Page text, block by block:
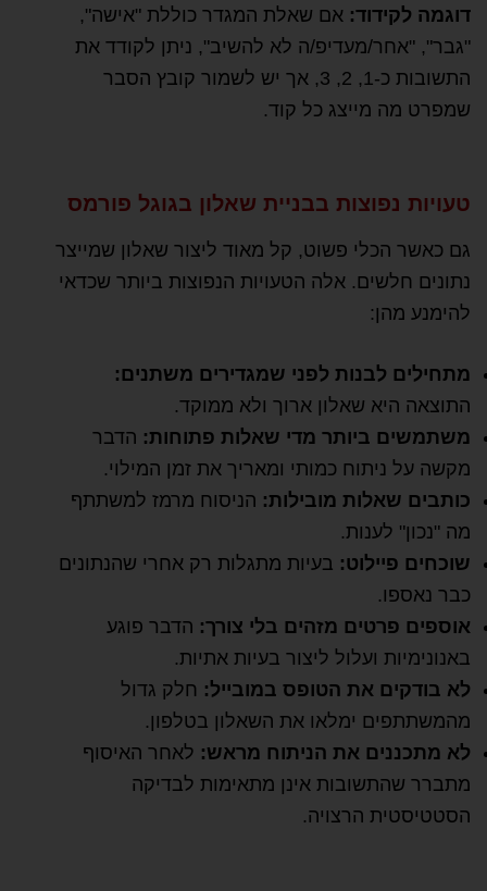
דוגמה לקידוד: אם שאלת המגדר כוללת "אישה",
"גבר", "אחר/מעדיפ/ה לא להשיב", ניתן לקודד את
התשובות כ-1, 2, 3, אך יש לשמור קובץ הסבר
שמפרט מה מייצג כל קוד.
טעויות נפוצות בבניית שאלון בגוגל פורמס
גם כאשר הכלי פשוט, קל מאוד ליצור שאלון שמייצר
נתונים חלשים. אלה הטעויות הנפוצות ביותר שכדאי
להימנע מהן:
מתחילים לבנות לפני שמגדירים משתנים:
התוצאה היא שאלון ארוך ולא ממוקד.
משתמשים ביותר מדי שאלות פתוחות: הדבר
מקשה על ניתוח כמותי ומאריך את זמן המילוי.
כותבים שאלות מובילות: הניסוח מרמז למשתתף
מה "נכון" לענות.
שוכחים פיילוט: בעיות מתגלות רק אחרי שהנתונים
כבר נאספו.
אוספים פרטים מזהים בלי צורך: הדבר פוגע
באנונימיות ועלול ליצור בעיות אתיות.
לא בודקים את הטופס במובייל: חלק גדול
מהמשתתפים ימלאו את השאלון בטלפון.
לא מתכננים את הניתוח מראש: לאחר האיסוף
מתברר שהתשובות אינן מתאימות לבדיקה
הסטטיסטית הרצויה.